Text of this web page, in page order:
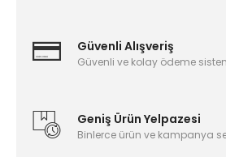
Güvenli Alışveriş
Güvenli ve kolay ödeme
Geniş Ürün Yelpazesi
Binlerce ürün ve kampanya